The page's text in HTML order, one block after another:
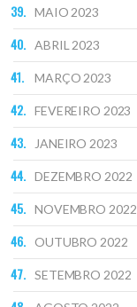
MAIO 2023
ABRIL 2023
MARÇO 2023
FEVEREIRO 2023
JANEIRO 2023
DEZEMBRO 2022
NOVEMBRO 2022
OUTUBRO 2022
SETEMBRO 2022